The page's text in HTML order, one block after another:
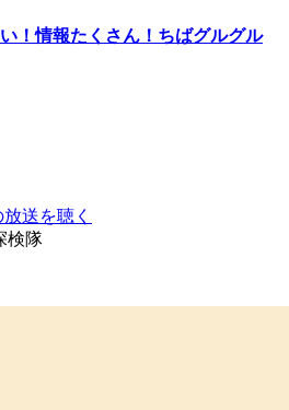
！情報たくさん！ちばグルグル
送を聴く
検隊